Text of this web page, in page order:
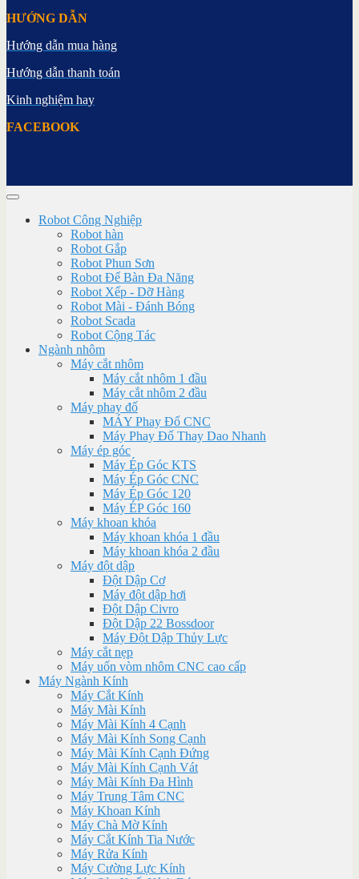
HƯỚNG DẪN
Hướng dẫn mua hàng
Hướng dẫn thanh toán
Kinh nghiệm hay
FACEBOOK
Robot Công Nghiệp
Robot hàn
Robot Gắp
Robot Phun Sơn
Robot Để Bàn Đa Năng
Robot Xếp - Dỡ Hàng
Robot Mài - Đánh Bóng
Robot Scada
Robot Cộng Tác
Ngành nhôm
Máy cắt nhôm
Máy cắt nhôm 1 đầu
Máy cắt nhôm 2 đầu
Máy phay đố
MÁY Phay Đố CNC
Máy Phay Đố Thay Dao Nhanh
Máy ép góc
Máy Ép Góc KTS
Máy Ép Góc CNC
Máy Ép Góc 120
Máy ÉP Góc 160
Máy khoan khóa
Máy khoan khóa 1 đầu
Máy khoan khóa 2 đầu
Máy đột dập
Đột Dập Cơ
Máy đột dập hơi
Đột Dập Civro
Đột Dập 22 Bossdoor
Máy Đột Dập Thủy Lực
Máy cắt nẹp
Máy uốn vòm nhôm CNC cao cấp
Máy Ngành Kính
Máy Cắt Kính
Máy Mài Kính
Máy Mài Kính 4 Cạnh
Máy Mài Kính Song Cạnh
Máy Mài Kính Cạnh Đứng
Máy Mài Kính Cạnh Vát
Máy Mài Kính Đa Hình
Máy Trung Tâm CNC
Máy Khoan Kính
Máy Chà Mờ Kính
Máy Cắt Kính Tia Nước
Máy Rửa Kính
Máy Cường Lực Kính